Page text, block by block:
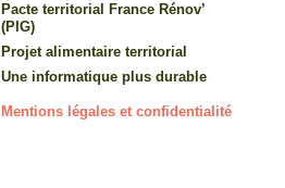
Pacte territorial France Rénov’
(PIG)
Projet alimentaire territorial
Une informatique plus durable
Mentions légales et confidentialité